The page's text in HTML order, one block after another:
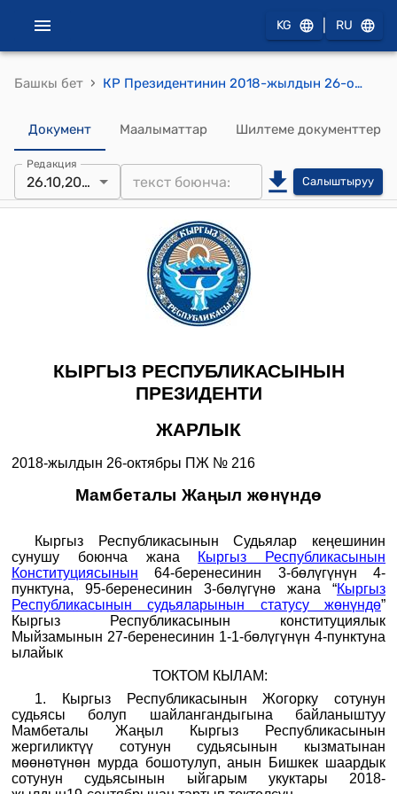
KG RU
Башкы бет › КР Президентинин 2018-жылдын 26-октябрындагы ПЖ № 216 "Мамбеталы Жаңыл жөнүндө" Жарлыгы
Документ Маалыматтар Шилтеме документтер
Редакция
26.10,2018 Салыштыруу